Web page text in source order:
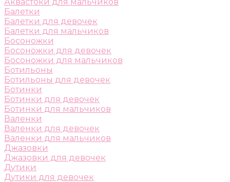
Балетки
Балетки для девочек
Балетки для мальчиков
Босоножки
Босоножки для девочек
Босоножки для мальчиков
Ботильоны
Ботильоны для девочек
Ботинки
Ботинки для девочек
Ботинки для мальчиков
Валенки
Валенки для девочек
Валенки для мальчиков
Джазовки
Джазовки для девочек
Дутики
Дутики для девочек